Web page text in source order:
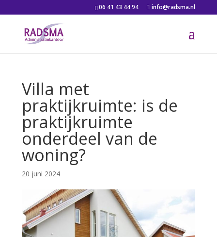
06 41 43 44 94 info@radsma.nl
Villa met
praktijkruimte: is de
praktijkruimte
onderdeel van de
woning?
20 juni 2024